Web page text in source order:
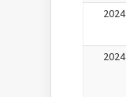
2024
2024